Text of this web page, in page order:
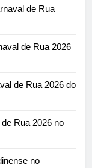
de Rua
de Rua 2026
de Rua 2026 do
Rua 2026 no
no